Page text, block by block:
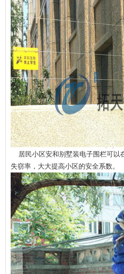
居民小区安和别墅装电子围栏可以
失窃率，大大提高小区的安全系数。